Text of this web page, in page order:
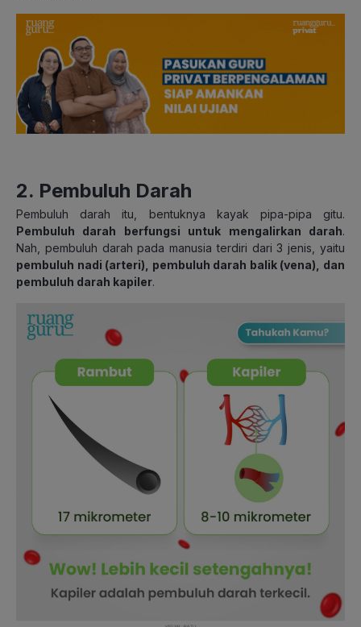
2. Pembuluh Darah
Pembuluh darah itu, bentuknya kayak pipa-pipa gitu.
Pembuluh darah berfungsi untuk mengalirkan darah.
Nah, pembuluh darah pada manusia terdiri dari 3 jenis, yaitu
pembuluh nadi (arteri), pembuluh darah balik (vena), dan
pembuluh darah kapiler.